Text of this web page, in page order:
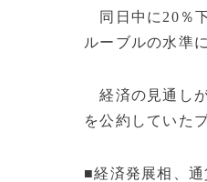
同日中に20％
ルーブルの水準
経済の見通し
を公約していた
■経済発展相、